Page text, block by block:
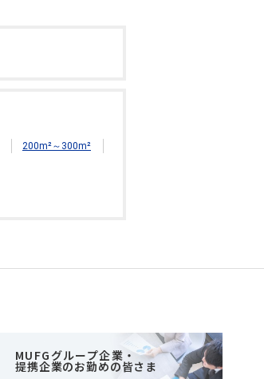
200m²～300m²
MUFGグループ企業・
提携企業のお勤めの皆さま